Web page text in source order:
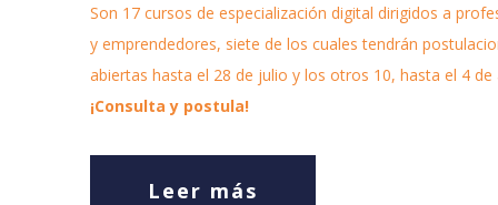
Son 17 cursos de especialización digital dirigidos a
y emprendedores, siete de los cuales tendrán
abiertas hasta el 28 de julio y los otros 10, hasta el 4 de
¡Consulta y postula!
Leer más